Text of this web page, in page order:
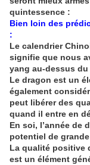
quintessence :
Bien loin des
:
Le calendrier
signifie que nous
yang au-dessus du
Le dragon est un
également
peut libérer des
quand il entre en
En soi, l’année de
potentiel de
La qualité positive
est un élément